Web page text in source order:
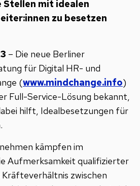
mit idealen
zu besetzen
– Die neue Berliner
für Digital HR- und
(www.mindchange.info)
Full-Service-Lösung bekannt,
hilft, Idealbesetzungen für
kämpfen im
Aufmerksamkeit qualifizierter
zwischen